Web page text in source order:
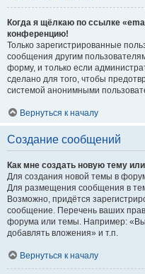
Когда я щёлкаю по ссылке
конференцию!
Только зарегистрированные
сообщения другим
форму, и только если
сделано для того, чтобы
системой анонимными
Вернуться к началу
Создание сообщений
Как мне создать новую тему
Для создания новой темы в
Для размещения сообщения в
Возможно, придётся
сообщение. Перечень ваших
форума или темы. Например:
добавлять вложения» и т.п.
Вернуться к началу